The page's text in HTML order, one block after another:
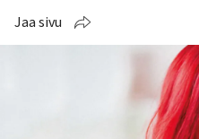
Jaa sivu